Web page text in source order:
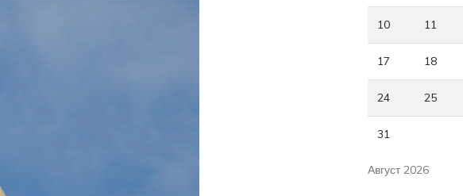
Август 2026
10 11
17 18
24 25
31